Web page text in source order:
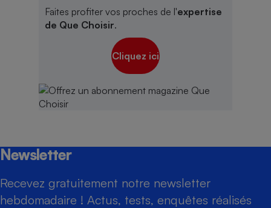
Faites profiter vos proches de l'expertise
de Que Choisir.
Cliquez ici
Newsletter
Recevez gratuitement notre newsletter
hebdomadaire ! Actus, tests, enquêtes réalisés